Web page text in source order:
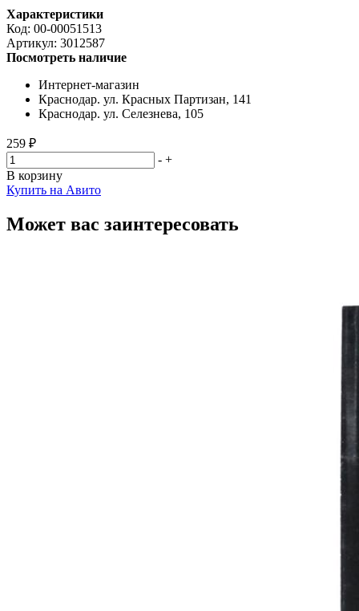
Характеристики
Код: 00-00051513
Артикул: 3012587
Посмотреть наличие
Интернет-магазин
Краснодар. ул. Красных Партизан, 141
Краснодар. ул. Селезнева, 105
259 ₽
- +
В корзину
Купить на Авито
Может вас заинтересовать